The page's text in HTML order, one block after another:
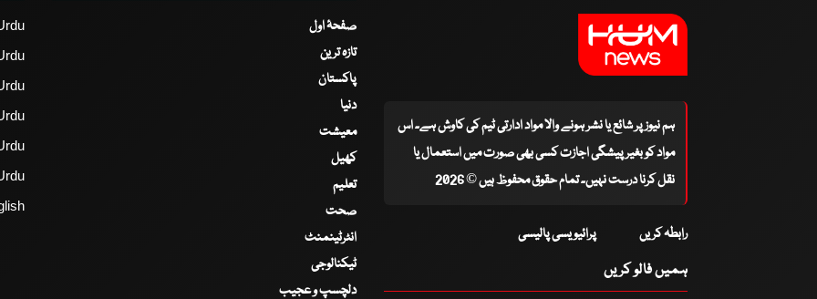
ہم نیوز پر شائع یا نشر ہونے والا مواد ادارتی ٹیم کی کاوش ہے۔ اس
مواد کو بغیر پیشگی اجازت کسی بھی صورت میں استعمال یا
نقل کرنا درست نہیں۔ تمام حقوق محفوظ ہیں © 2026
رابطہ کریں پرائیویسی پالیسی
ہمیں فالو کریں
صفحۂ اول
تازہ ترین
پاکستان
دنیا
معیشت
کھیل
تعلیم
صحت
انٹرٹینمنٹ
ٹیکنالوجی
دلچسپ و عجیب